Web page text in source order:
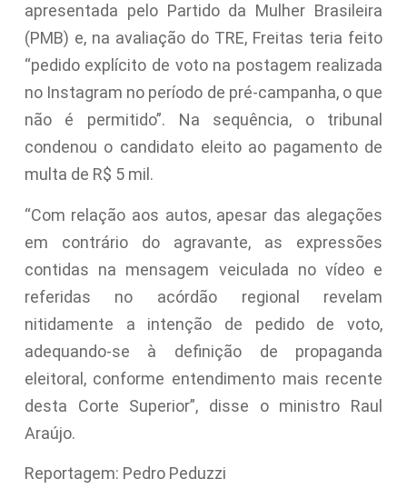
apresentada pelo Partido da Mulher Brasileira
(PMB) e, na avaliação do TRE, Freitas teria feito
“pedido explícito de voto na postagem realizada
no Instagram no período de pré-campanha, o que
não é permitido”. Na sequência, o tribunal
condenou o candidato eleito ao pagamento de
multa de R$ 5 mil.
“Com relação aos autos, apesar das alegações
em contrário do agravante, as expressões
contidas na mensagem veiculada no vídeo e
referidas no acórdão regional revelam
nitidamente a intenção de pedido de voto,
adequando-se à definição de propaganda
eleitoral, conforme entendimento mais recente
desta Corte Superior”, disse o ministro Raul
Araújo.
Reportagem: Pedro Peduzzi